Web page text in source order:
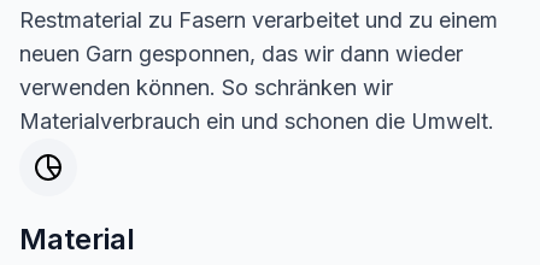
Restmaterial zu Fasern verarbeitet und zu einem
neuen Garn gesponnen, das wir dann wieder
verwenden können. So schränken wir
Materialverbrauch ein und schonen die Umwelt.
Material